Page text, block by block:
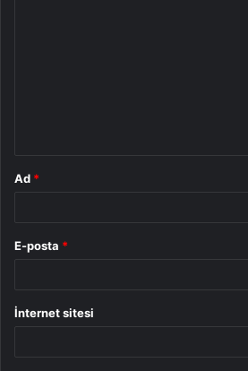
Ad *
E-posta *
İnternet sitesi